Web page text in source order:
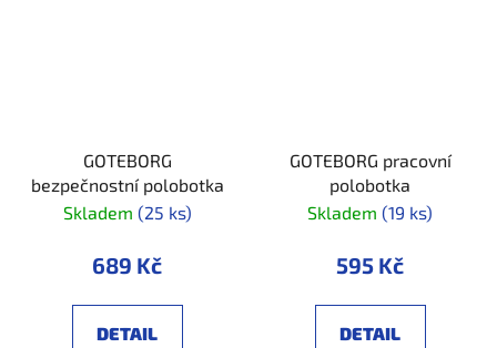
GOTEBORG
bezpečnostní polobotka
Skladem (25 ks)
689 Kč
DETAIL
GOTEBORG pracovní
polobotka
Skladem (19 ks)
595 Kč
DETAIL